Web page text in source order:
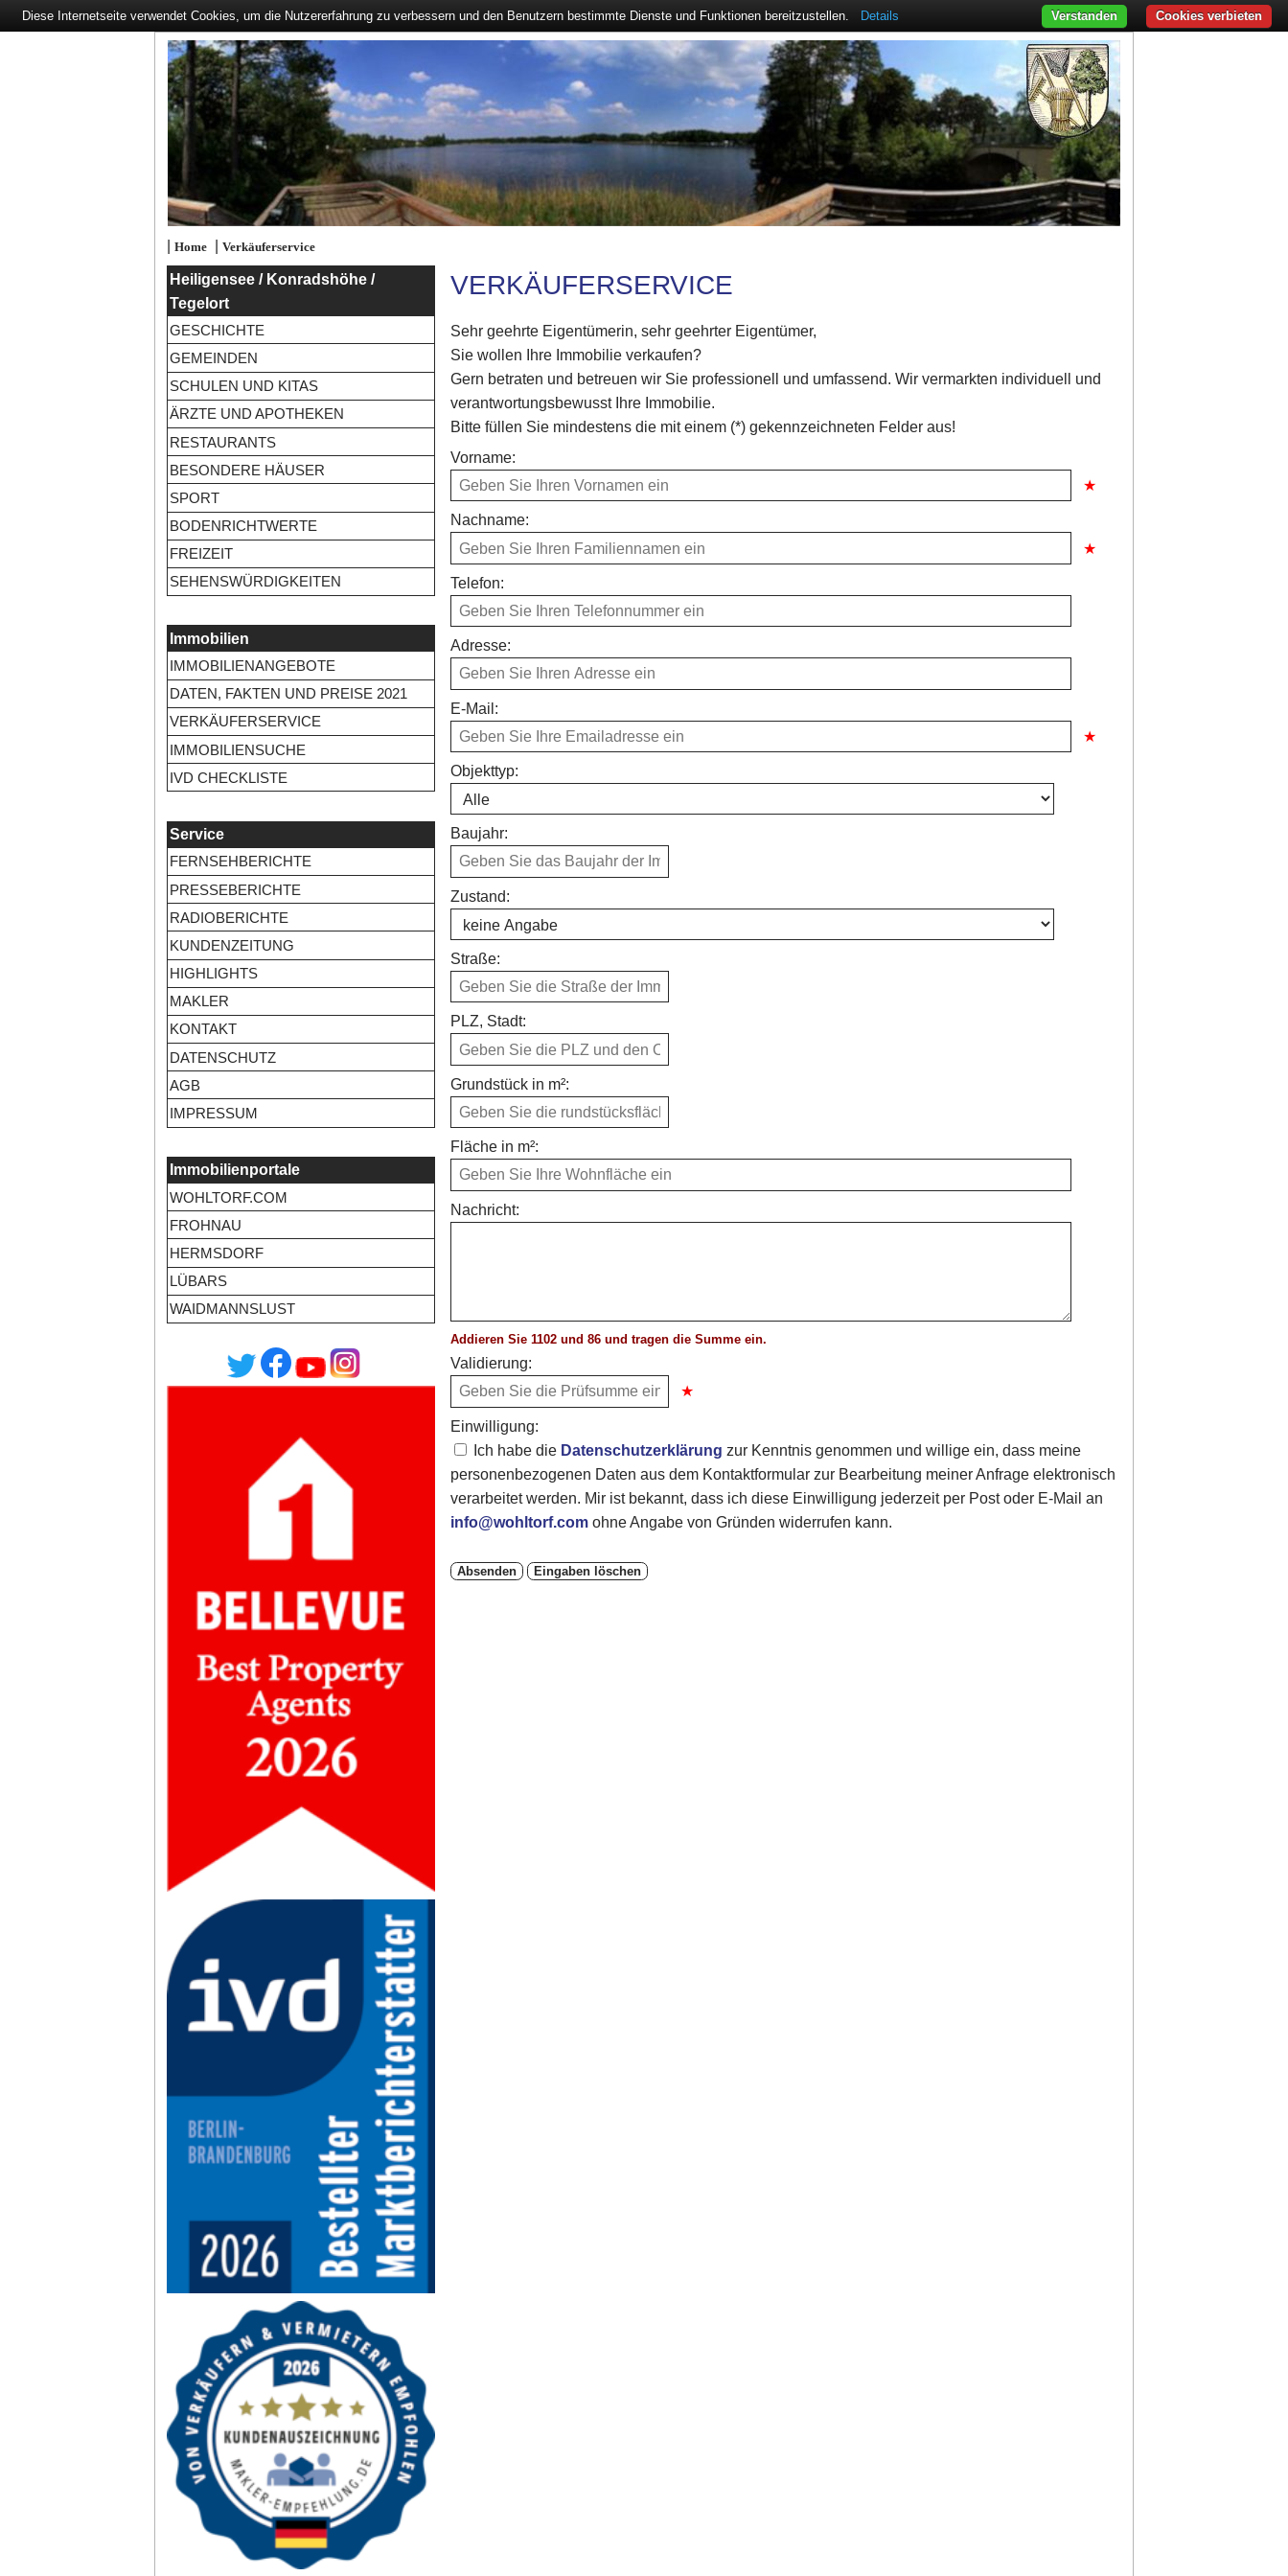
| Home| Verkäuferservice
Heiligensee / Konradshöhe /
Tegelort
GESCHICHTE
GEMEINDEN
SCHULEN UND KITAS
ÄRZTE UND APOTHEKEN
RESTAURANTS
BESONDERE HÄUSER
SPORT
BODENRICHTWERTE
FREIZEIT
SEHENSWÜRDIGKEITEN
Immobilien
IMMOBILIENANGEBOTE
DATEN, FAKTEN UND PREISE 2021
VERKÄUFERSERVICE
IMMOBILIENSUCHE
IVD CHECKLISTE
Service
FERNSEHBERICHTE
PRESSEBERICHTE
RADIOBERICHTE
KUNDENZEITUNG
HIGHLIGHTS
MAKLER
KONTAKT
DATENSCHUTZ
AGB
IMPRESSUM
Immobilienportale
WOHLTORF.COM
FROHNAU
HERMSDORF
LÜBARS
WAIDMANNSLUST
VERKÄUFERSERVICE
Sehr geehrte Eigentümerin, sehr geehrter Eigentümer,
Sie wollen Ihre Immobilie verkaufen?
Gern betraten und betreuen wir Sie professionell und umfassend. Wir vermarkten individuell und
verantwortungsbewusst Ihre Immobilie.
Bitte füllen Sie mindestens die mit einem (*) gekennzeichneten Felder aus!
Vorname:
Nachname:
Telefon:
Adresse:
E-Mail:
Objekttyp:
Baujahr:
Zustand:
Straße:
PLZ, Stadt:
Grundstück in m²:
Fläche in m²:
Nachricht:
Addieren Sie 1102 und 86 und tragen die Summe ein.
Validierung:
Einwilligung:
Ich habe die Datenschutzerklärung zur Kenntnis genommen und willige ein, dass meine
personenbezogenen Daten aus dem Kontaktformular zur Bearbeitung meiner Anfrage elektronisch
verarbeitet werden. Mir ist bekannt, dass ich diese Einwilligung jederzeit per Post oder E-Mail an
info@wohltorf.comohne Angabe von Gründen widerrufen kann.
Absenden Eingaben löschen
Diese Internetseite verwendet Cookies, um die Nutzererfahrung zu verbessern und den Benutzern bestimmte Dienste und Funktionen bereitzustellen. Details Cookies verbieten
Verstanden